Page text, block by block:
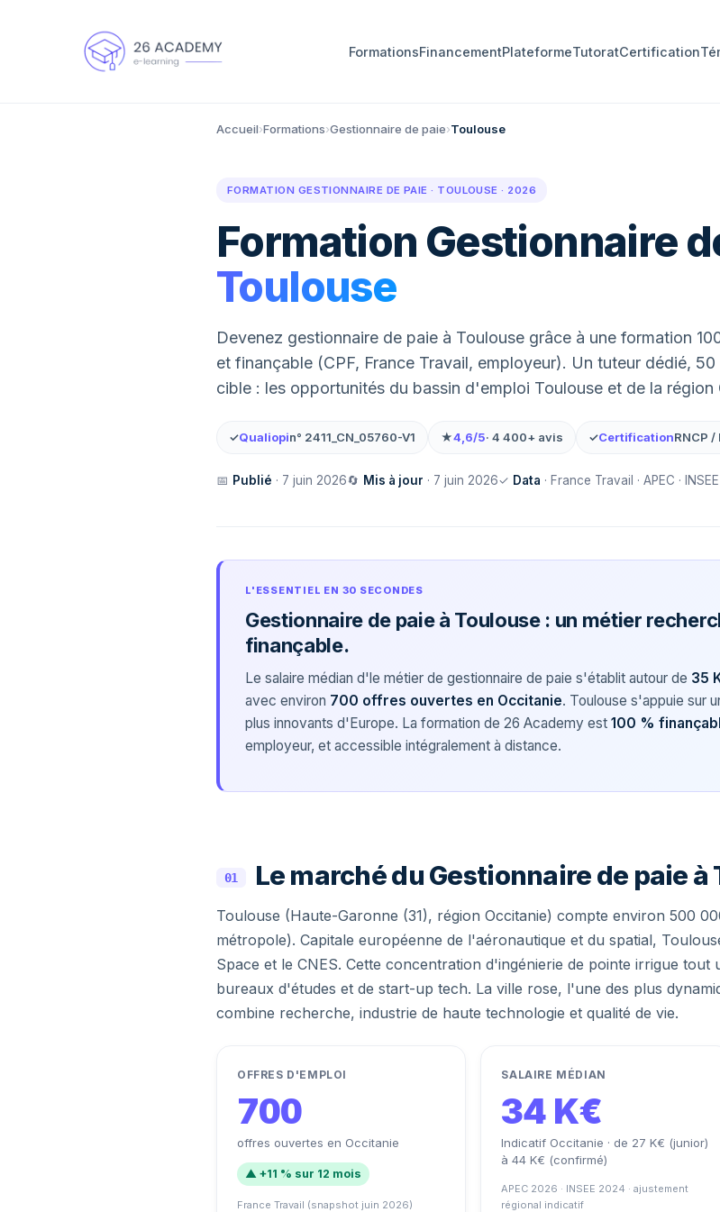
FormationsFinancementPlateformeTutoratCertification
Accueil›Formations›Gestionnaire de paie›Toulouse
FORMATION GESTIONNAIRE DE PAIE · TOULOUSE · 2026
Formation Gestionnaire
Toulouse
Devenez gestionnaire de paie à Toulouse grâce à une formation
et finançable (CPF, France Travail, employeur). Un tuteur dédié,
cible : les opportunités du bassin d'emploi Toulouse et de la région
✓Qualiopin° 2411_CN_05760-V1 ★4,6/5· 4 400+ avis ✓CertificationRNCP /
📅 Publié · 7 juin 2026🔄 Mis à jour · 7 juin 2026✓ Data · France Travail · APEC · INSEE
L'ESSENTIEL EN 30 SECONDES
Gestionnaire de paie à Toulouse : un métier
finançable.
Le salaire médian d'le métier de gestionnaire de paie s'établit autour de 35
avec environ 700 offres ouvertes en Occitanie. Toulouse s'appuie sur
plus innovants d'Europe. La formation de 26 Academy est 100 %
employeur, et accessible intégralement à distance.
01 Le marché du Gestionnaire de paie à
Toulouse (Haute-Garonne (31), région Occitanie) compte environ 500
métropole). Capitale européenne de l'aéronautique et du spatial,
Space et le CNES. Cette concentration d'ingénierie de pointe irrigue tout
bureaux d'études et de start-up tech. La ville rose, l'une des plus
combine recherche, industrie de haute technologie et qualité de vie.
OFFRES D'EMPLOI
700
offres ouvertes en Occitanie
▲ +11 % sur 12 mois
France Travail (snapshot juin 2026)
SALAIRE MÉDIAN
34 K€
Indicatif Occitanie · de 27 K€ (junior)
à 44 K€ (confirmé)
APEC 2026 · INSEE 2024 · ajustement
régional indicatif